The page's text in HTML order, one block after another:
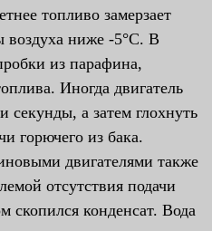
топливо замерзает
воздуха ниже -5°С. В
из парафина,
Иногда двигатель
секунды, а затем глохнуть
горючего из бака.
двигателями также
отсутствия подачи
скопился конденсат. Вода